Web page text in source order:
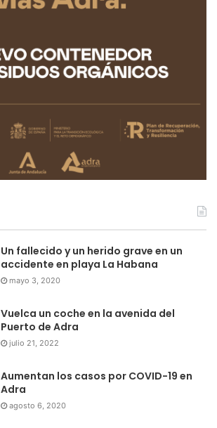
Un fallecido y un herido grave en un
accidente en playa La Habana
mayo 3, 2020
Vuelca un coche en la avenida del
Puerto de Adra
julio 21, 2022
Aumentan los casos por COVID-19 en
Adra
agosto 6, 2020